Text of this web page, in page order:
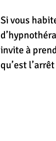
invite à
qu’est
Si vous
invite à
qu’est